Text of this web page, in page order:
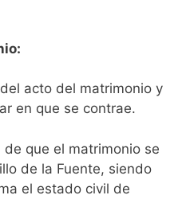
acto del matrimonio y
en que se contrae.
que el matrimonio se
de la Fuente, siendo
el estado civil de